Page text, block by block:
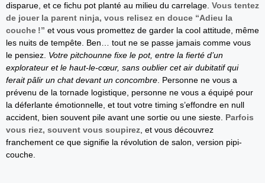
disparue, et ce fichu pot planté au milieu du carrelage. Vous tentez
de jouer la parent ninja, vous relisez en douce “Adieu la
couche !” et vous vous promettez de garder la cool attitude, même
les nuits de tempête. Ben… tout ne se passe jamais comme vous
le pensiez. Votre pitchounne fixe le pot, entre la fierté d’un
explorateur et le haut-le-cœur, sans oublier cet air dubitatif qui
ferait pâlir un chat devant un concombre . Personne ne vous a
prévenu de la tornade logistique, personne ne vous a équipé pour
la déferlante émotionnelle, et tout votre timing s’effondre en null
accident, bien souvent pile avant une sortie ou une sieste. Parfois
vous riez, souvent vous soupirez , et vous découvrez
franchement ce que signifie la révolution de salon, version pipi-
couche.